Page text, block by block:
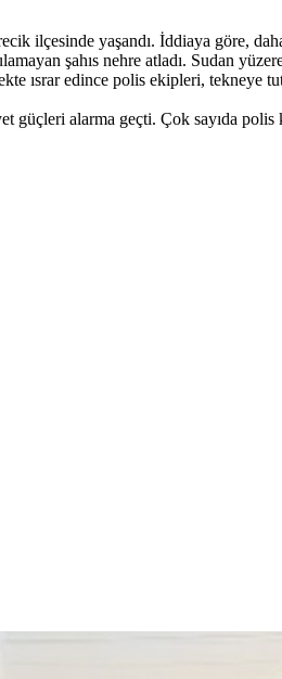
ilçesinde yaşandı. İddiaya göre,
şahıs nehre atladı. Sudan
ısrar edince polis ekipleri, tekneye
güçleri alarma geçti. Çok sayıda